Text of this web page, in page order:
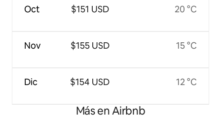
Oct
Nov
Dic
$151 USD
$155 USD
$154 USD
20 °C
15 °C
12 °C
Más en Airbnb